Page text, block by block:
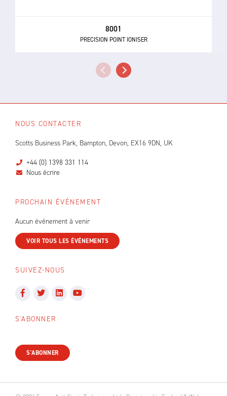
8001
PRECISION POINT IONISER
NOUS CONTACTER
Scotts Business Park, Bampton, Devon, EX16 9DN, UK
+44 (0) 1398 331 114
Nous écrire
PROCHAIN ÉVÉNEMENT
Aucun événement à venir
VOIR TOUS LES ÉVÉNEMENTS
SUIVEZ-NOUS
S'ABONNER
S'ABONNER